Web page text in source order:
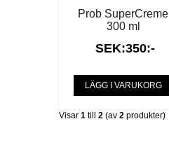
Prob SuperCreme
300 ml
SEK:350:-
LÄGG I VARUKORG
Visar 1 till 2 (av 2 produkter)